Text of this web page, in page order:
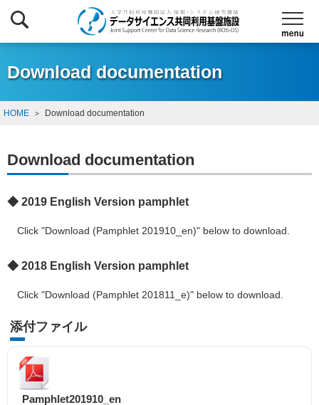
Download documentation
HOME Download documentation
Download documentation
◆ 2019 English Version pamphlet
Click "Download (Pamphlet 201910_en)" below to download.
◆ 2018 English Version pamphlet
Click "Download (Pamphlet 201811_e)" below to download.
添付ファイル
Pamphlet201910_en